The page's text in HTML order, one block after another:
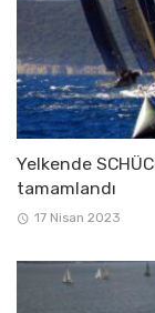
Yelkende
tamamlandı
17 Nisan 2023